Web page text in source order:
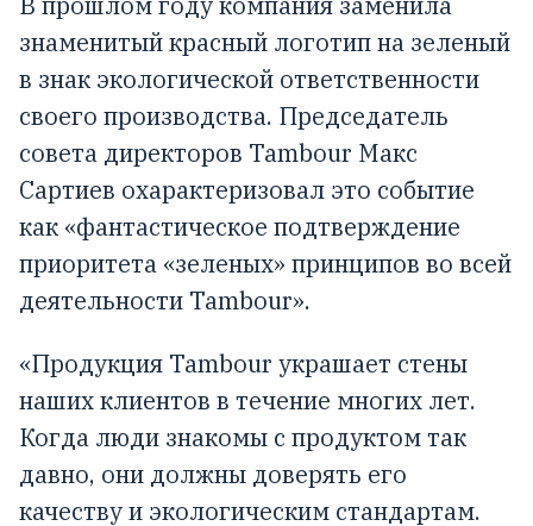
знаменитый красный логотип на зеленый
в знак экологической ответственности
своего производства. Председатель
совета директоров Tambour Макс
Сартиев охарактеризовал это событие
как «фантастическое подтверждение
приоритета «зеленых» принципов во всей
деятельности Tambour».
«Продукция Tambour украшает стены
наших клиентов в течение многих лет.
Когда люди знакомы с продуктом так
давно, они должны доверять его
качеству и экологическим стандартам.